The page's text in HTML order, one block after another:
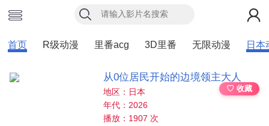
首页 R级动漫 里番acg 3D里番 无限动漫 日本
从0位居民开始的边境领主大人
♡ 收藏
地区：日本
年代：2026
播放：1907 次